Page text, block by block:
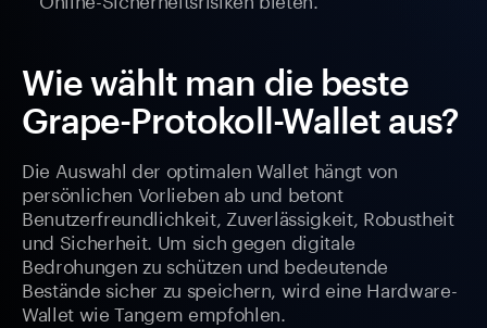
Wie wählt man die beste
Grape-Protokoll-Wallet aus?
Die Auswahl der optimalen Wallet hängt von
persönlichen Vorlieben ab und betont
Benutzerfreundlichkeit, Zuverlässigkeit, Robustheit
und Sicherheit. Um sich gegen digitale
Bedrohungen zu schützen und bedeutende
Bestände sicher zu speichern, wird eine Hardware-
Wallet wie Tangem empfohlen.